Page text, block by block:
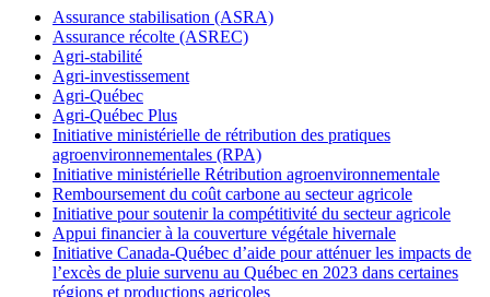
Assurance stabilisation (ASRA)
Assurance récolte (ASREC)
Agri-stabilité
Agri-investissement
Agri-Québec
Agri-Québec Plus
Initiative ministérielle de rétribution des pratiques
agroenvironnementales (RPA)
Initiative ministérielle Rétribution agroenvironnementale
Remboursement du coût carbone au secteur agricole
Initiative pour soutenir la compétitivité du secteur agricole
Appui financier à la couverture végétale hivernale
Initiative Canada-Québec d’aide pour atténuer les impacts de
l’excès de pluie survenu au Québec en 2023 dans certaines
régions et productions agricoles